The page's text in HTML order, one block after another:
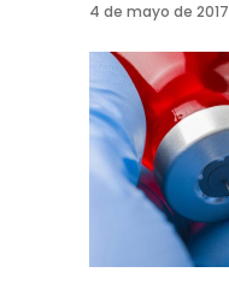
4 de mayo de 2017